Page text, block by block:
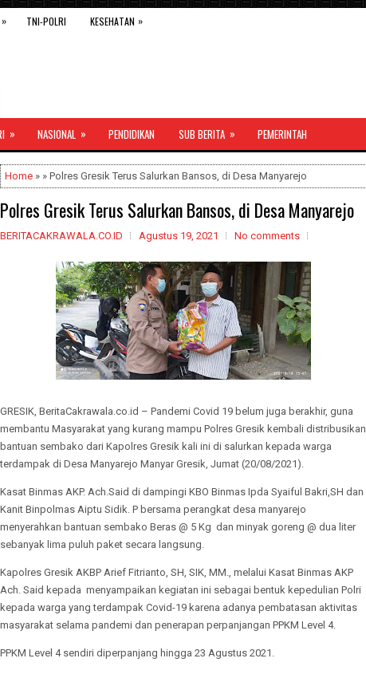
» TNI-POLRI KESEHATAN »
» NASIONAL » PENDIDIKAN SUB BERITA » PEMERINTAH
Home » » Polres Gresik Terus Salurkan Bansos, di Desa Manyarejo
Polres Gresik Terus Salurkan Bansos, di Desa Manyarejo
BERITACAKRAWALA.CO.ID Agustus 19, 2021 No comments
GRESIK, BeritaCakrawala.co.id – Pandemi Covid 19 belum juga berakhir, guna
membantu Masyarakat yang kurang mampu Polres Gresik kembali distribusikan
bantuan sembako dari Kapolres Gresik kali ini di salurkan kepada warga
terdampak di Desa Manyarejo Manyar Gresik, Jumat (20/08/2021).
Kasat Binmas AKP. Ach.Said di dampingi KBO Binmas Ipda Syaiful Bakri,SH dan
Kanit Binpolmas Aiptu Sidik. P bersama perangkat desa manyarejo
menyerahkan bantuan sembako Beras @ 5 Kg dan minyak goreng @ dua liter
sebanyak lima puluh paket secara langsung.
Kapolres Gresik AKBP Arief Fitrianto, SH, SIK, MM., melalui Kasat Binmas AKP
Ach. Said kepada menyampaikan kegiatan ini sebagai bentuk kepedulian Polri
kepada warga yang terdampak Covid-19 karena adanya pembatasan aktivitas
masyarakat selama pandemi dan penerapan perpanjangan PPKM Level 4.
PPKM Level 4 sendiri diperpanjang hingga 23 Agustus 2021.